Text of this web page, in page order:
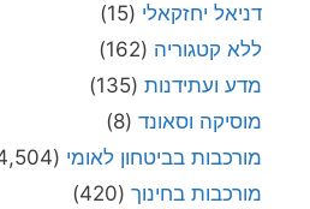
דניאל יחזקאלי (15)
ללא קטגוריה (162)
מדע ועתידנות (135)
מוסיקה וסאונד (8)
מורכבות בביטחון לאומי (4,504)
מורכבות בחינוך (420)